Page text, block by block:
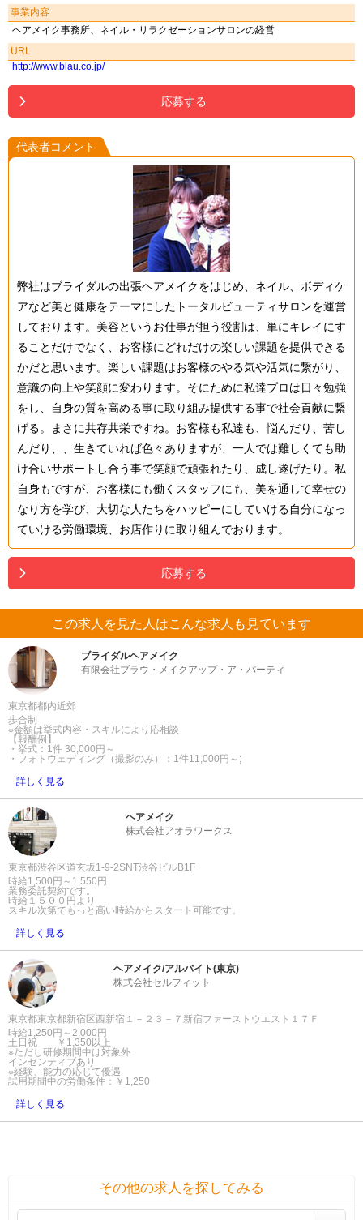
事業内容
ヘアメイク事務所、ネイル・リラクゼーションサロンの経営
URL
http://www.blau.co.jp/
応募する
代表者コメント
弊社はブライダルの出張ヘアメイクをはじめ、ネイル、ボディケ
アなど美と健康をテーマにしたトータルビューティサロンを運営
しております。美容というお仕事が担う役割は、単にキレイにす
ることだけでなく、お客様にどれだけの楽しい課題を提供できる
かだと思います。楽しい課題はお客様のやる気や活気に繋がり、
意識の向上や笑顔に変わります。そにために私達プロは日々勉強
をし、自身の質を高める事に取り組み提供する事で社会貢献に繋
げる。まさに共存共栄ですね。お客様も私達も、悩んだり、苦し
んだり、、生きていれば色々ありますが、一人では難しくても助
け合いサポートし合う事で笑顔で頑張れたり、成し遂げたり。私
自身もですが、お客様にも働くスタッフにも、美を通して幸せの
なり方を学び、大切な人たちをハッピーにしていける自分になっ
ていける労働環境、お店作りに取り組んでおります。
応募する
この求人を見た人はこんな求人も見ています
ブライダルヘアメイク
有限会社ブラウ・メイクアップ・ア・パーティ
東京都都内近郊
歩合制
※金額は挙式内容・スキルにより応相談
【報酬例】
・挙式：1件 30,000円～
・フォトウェディング（撮影のみ）：1件11,000円～;
詳しく見る
ヘアメイク
株式会社アオラワークス
東京都渋谷区道玄坂1-9-2SNT渋谷ビルB1F
時給1,500円～1,550円
業務委託契約です。
時給１５００円より
スキル次第でもっと高い時給からスタート可能です。
詳しく見る
ヘアメイク/アルバイト(東京)
株式会社セルフィット
東京都東京都新宿区西新宿１－２３－７新宿ファーストウエスト１７Ｆ
時給1,250円～2,000円
土日祝 ￥1,350以上
※ただし研修期間中は対象外
インセンティブあり
※経験、能力の応じて優遇
試用期間中の労働条件：￥1,250
詳しく見る
その他の求人を探してみる